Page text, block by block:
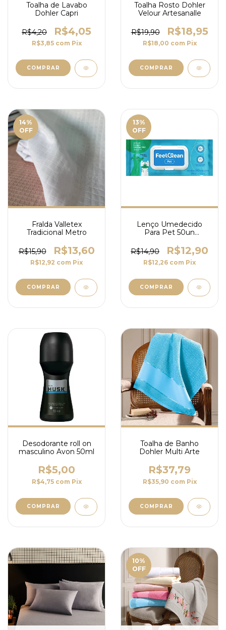
Toalha de Lavabo
Dohler Capri
R$4,20 R$4,05
R$3,85 com Pix
COMPRAR
Toalha Rosto Dohler
Velour Artesanalle
R$19,90 R$18,95
R$18,00 com Pix
COMPRAR
14%
OFF
Fralda Valletex
Tradicional Metro
R$15,90 R$13,60
R$12,92 com Pix
13%
OFF
Lenço Umedecido
Para Pet 50un
R$14,90
R$12,90
R$12,26 com Pix
Desodorante roll on
masculino Avon 50ml
R$5,00
R$4,75 com Pix
COMPRAR
Toalha de Banho
Dohler Multi Arte
R$37,79
R$35,90 com Pix
COMPRAR
10%
OFF